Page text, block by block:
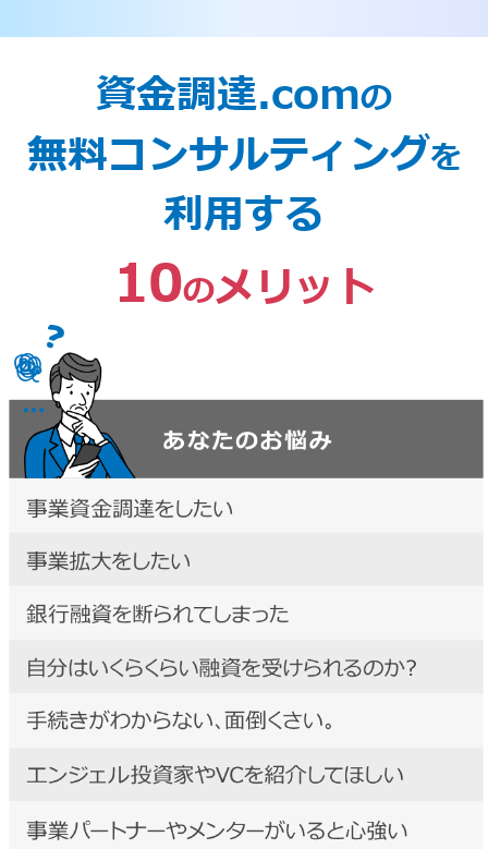
資金調達.comの
無料コンサルティングを
利用する
10のメリット